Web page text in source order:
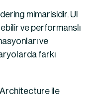
mimarisidir. UI
ve performanslı
ve
farkı
Architecture ile